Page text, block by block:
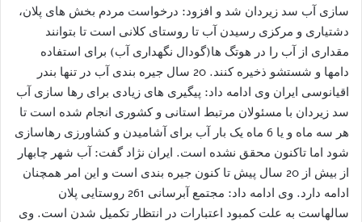
سازی آب سد زیردان شد و افزود: درخواست مردم بخش های پلان،
دشتیاری و مرکزی رسیدن آب تا روستای کلانی است تا بتوانند
مقداری از آب را در هوتگ ها(گودال نگهداری آب) برای استفاده
دامها و شستشو ذخیره کنند. 20 سال جیره بندی آب در تنها بندر
اقیانوسی ایران وی ادامه داد: پیگیری های زیادی برای رها سازی آب
سد زیردان با مسئولان مرتبط استانی و کشوری انجام شده است تا
هر سه ماه و یا 6 ماه یک بار آب برای آشامیدن و کشاورزی رهاسازی
شود اما تاکنون محقق نشده است. ایران نژاد گفت: آب شهر چابهار
از بیش از 20 سال پیش تا کنون جیره بندی است و این امر همچنان
ادامه دارد. وی ادامه داد: مجتمع آبرسانی 261 روستایی پلان
سالهاست به علت کمبود اعتبارات در انتظار تکمیل شدن است. وی